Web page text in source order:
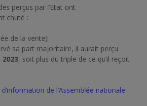
perçus par l’Etat ont
chuté :
de la vente)
sa part majoritaire, il aurait perçu
, soit plus du triple de ce qu’il reçoit
de l’Assemblée nationale :